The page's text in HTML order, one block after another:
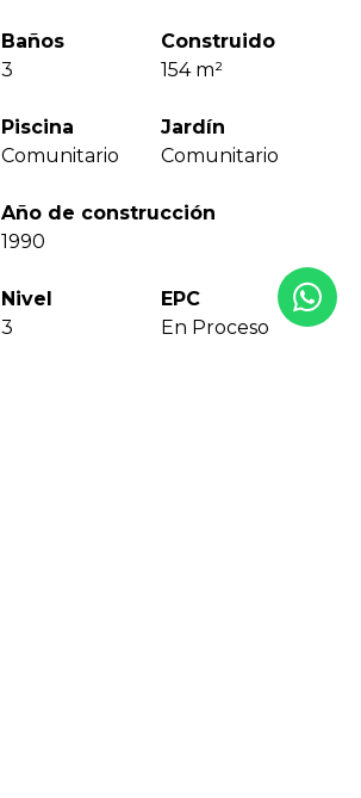
Baños
3
Construido
154 m²
Piscina
Comunitario
Jardín
Comunitario
Año de construcción
1990
Nivel
3
EPC
En Proceso